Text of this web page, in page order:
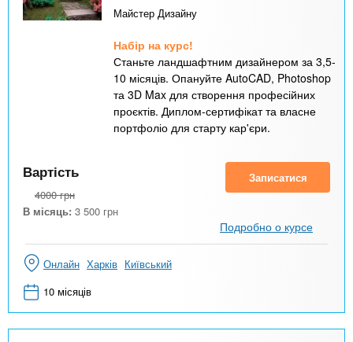
Майстер Дизайну
Набір на курс!
Станьте ландшафтним дизайнером за 3,5-
10 місяців. Опануйте AutoCAD, Photoshop
та 3D Max для створення професійних
проєктів. Диплом-сертифікат та власне
портфоліо для старту кар'єри.
Вартість
4000 грн
В місяць: 3 500 грн
Записатися
Подробно о курсе
Онлайн Харків Київський
10 місяців